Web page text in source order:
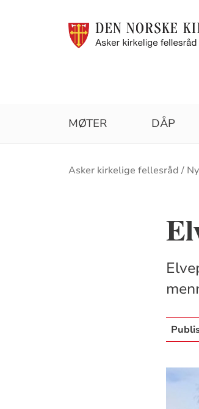
MØTER DÅP
Asker kirkelige fellesråd